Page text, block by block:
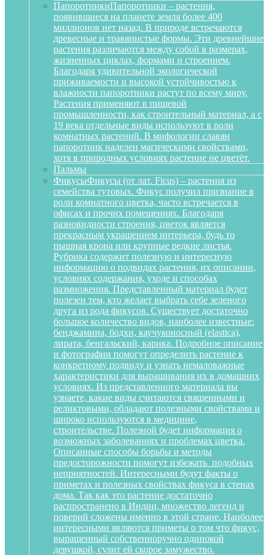
ПапоротникиПапоротники – растения,
появившиеся на планете земля более 400
миллионов нет назад. В природе встречаются
древесные и травянистые формы. Эти древнейшие
растения различаются между собой в размерах,
жизненных циклах, формами и строением.
Благодаря удивительной экологической
приживаемости и высокой устойчивостью к
влажности папоротники растут по всему миру.
Растения применяют в пищевой
промышленности, как строительный материал, а с
19 века отдельные виды используют в роли
комнатных растений. В мифологии славян
папоротник наделен магическими свойствами,
хотя в природных условиях растение не цветёт.
Пальмы
ФикусыФикусы (от лат. Ficus) – растения из
семейства тутовых. Фикус получил признание в
роли комнатного цветка, часто встречается в
офисах и прочих помещениях. Благодаря
разновидности строения, цветок является
прекрасным украшением интерьера, будь то
пышная крона или крупные редкие листья.
Рубрика содержит полезную и интересную
информацию о подвидах растения, их описании,
условиях содержания, уходе и способах
размножения. Представленный материал будет
полезен тем, кто желает выбрать себе зеленого
друга из рода фикусов. Существует достаточно
большое количество видов, наиболее известные:
бенджамина, бодхи, каучуконосный (elastica),
лирата, бенгальский, карика. Подробное описание
и фотографии помогут определить растение к
конкретному подвиду и узнать немаловажные
характеристики для выращивания их в домашних
условиях. Из представленного материала вы
узнаете, какие виды считаются священными и
реликтовыми, обладают полезными свойствами и
широко используются в медицине,
строительстве. Полезной будет информация о
возможных заболеваниях и проблемах цветка.
Описанные способы борьбы и методы
предосторожности помогут избежать подобных
неприятностей. Интересными будут факты о
приметах и полезных свойствах фикуса в стенах
дома. Так как это растение достаточно
распространено в Индии, множество легенд и
поверий сложены именно в этой стране. Наиболее
интересными являются приметы о том что фикус,
выращенный собственноручно одинокой
девушкой, сулит ей скорое замужество.